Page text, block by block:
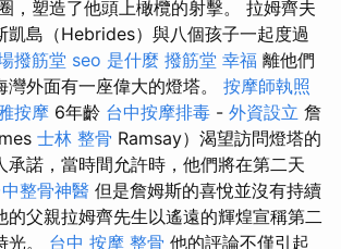
，塑造了他頭上橄欖的射擊。 拉姆齊夫
凱島（Hebrides）與八個孩子一起度過
撥筋堂 seo 是什麼 撥筋堂 幸福 離他們
外面有一座偉大的燈塔。 按摩師執照
按摩 6年齡 台中按摩排毒 - 外資設立 詹
士林 整骨 Ramsay）渴望訪問燈塔的
承諾，當時間允許時，他們將在第二天
整骨神醫 但是詹姆斯的喜悅並沒有持續
的父親拉姆齊先生以遙遠的輝煌宣稱第二
光。 台中 按摩 整骨 他的評論不僅引起